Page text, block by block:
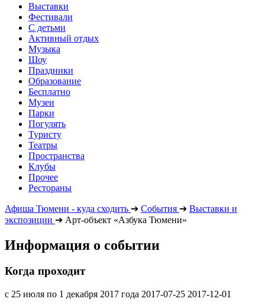
Выставки
Фестивали
С детьми
Активный отдых
Музыка
Шоу
Праздники
Образование
Бесплатно
Музеи
Парки
Погулять
Туристу
Театры
Пространства
Клубы
Прочее
Рестораны
Афиша Тюмени - куда сходить ➔ События ➔ Выставки и
экспозиции ➔ Арт-объект «Азбука Тюмени»
Информация о событии
Когда проходит
с 25 июля по 1 декабря 2017 года 2017-07-25 2017-12-01